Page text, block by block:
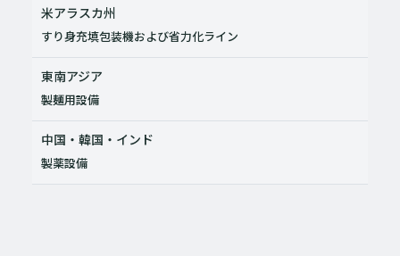
米アラスカ州
すり身充填包装機および省力化ライン
東南アジア
製麺用設備
中国・韓国・インド
製薬設備